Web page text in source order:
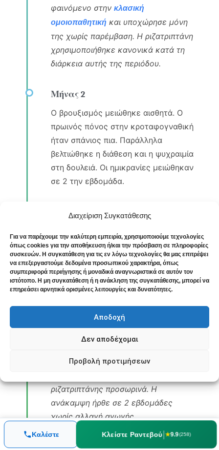
Διαχείριση Συγκατάθεσης
Για να παρέχουμε την καλύτερη εμπειρία, χρησιμοποιούμε τεχνολογίες
όπως cookies για την αποθήκευση ή/και την πρόσβαση σε πληροφορίες
συσκευών. Η συγκατάθεση για τις εν λόγω τεχνολογίες θα μας επιτρέψει
να επεξεργαστούμε δεδομένα προσωπικού χαρακτήρα, όπως
συμπεριφορά περιήγησης ή μοναδικά αναγνωριστικά σε αυτόν τον
ιστότοπο. Η μη συγκατάθεση ή η ανάκληση της συγκατάθεσης, μπορεί να
επηρεάσει αρνητικά ορισμένες λειτουργίες και δυνατότητες.
Αποδοχή
Δεν αποδέχομαι
Προβολή προτιμήσεων
φαινόμενο στην κλασική
ομοιοπαθητική και υποχώρησε μόνη
της χωρίς παρέμβαση. Η ριζατριπτάνη
χρησιμοποιήθηκε κανονικά κατά τη
διάρκεια αυτής της περιόδου.
Μήνας 2
Ο βρουξισμός μειώθηκε αισθητά. Ο
πρωινός πόνος στην κροταφογναθική
ήταν σπάνιος πια. Παράλληλα
βελτιώθηκε η διάθεση και η ψυχραιμία
στη δουλειά. Οι ημικρανίες μειώθηκαν
σε 2 την εβδομάδα.
Μήνας 3
~50%. Από 10-15 ριζατριπτάνες τον
μήνα πήγε σε 5-6, βάσει του
ημερολογίου χρήσης που τηρούσε.
Σε μια περίοδο αυξημένου στρες
(ανακαίνιση φαρμακείου και ασθένεια
σχεδόν καθημερινή βάση για 10
ριζατριπτάνης προσωρινά. Η
ανάκαμψη ήρθε σε 2 εβδομάδες
χωρίς αλλαγή αγωγής.
Μήνας 6: Αξιολόγηση
Καλέστε Κλείστε Ραντεβού ★9.9(258)